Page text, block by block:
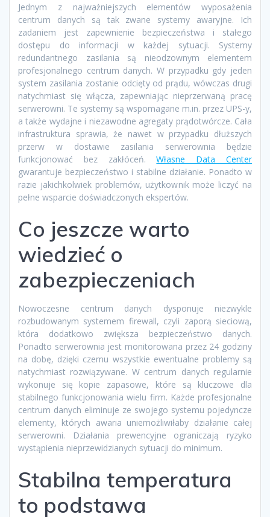
Jednym z najważniejszych elementów wyposażenia
centrum danych są tak zwane systemy awaryjne. Ich
zadaniem jest zapewnienie bezpieczeństwa i stałego
dostępu do informacji w każdej sytuacji. Systemy
redundantnego zasilania są nieodzownym elementem
profesjonalnego centrum danych. W przypadku gdy jeden
system zasilania zostanie odcięty od prądu, wówczas drugi
natychmiast się włącza, zapewniając nieprzerwaną pracę
serwerowni. Te systemy są wspomagane m.in. przez UPS-y,
a także wydajne i niezawodne agregaty prądotwórcze. Cała
infrastruktura sprawia, że nawet w przypadku dłuższych
przerw w dostawie zasilania serwerownia będzie
funkcjonować bez zakłóceń.Własne Data Center
gwarantuje bezpieczeństwo i stabilne działanie. Ponadto w
razie jakichkolwiek problemów, użytkownik może liczyć na
pełne wsparcie doświadczonych ekspertów.
Co jeszcze warto
wiedzieć o
zabezpieczeniach
Nowoczesne centrum danych dysponuje niezwykle
rozbudowanym systemem firewall, czyli zaporą sieciową,
która dodatkowo zwiększa bezpieczeństwo danych.
Ponadto serwerownia jest monitorowana przez 24 godziny
na dobę, dzięki czemu wszystkie ewentualne problemy są
natychmiast rozwiązywane. W centrum danych regularnie
wykonuje się kopie zapasowe, które są kluczowe dla
stabilnego funkcjonowania wielu firm. Każde profesjonalne
centrum danych eliminuje ze swojego systemu pojedyncze
elementy, których awaria uniemożliwiłaby działanie całej
serwerowni. Działania prewencyjne ograniczają ryzyko
wystąpienia nieprzewidzianych sytuacji do minimum.
Stabilna temperatura
to podstawa